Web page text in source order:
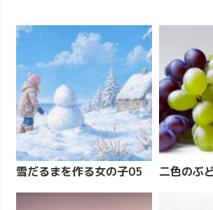
雪だるまを作る女の子05 二色のぶ